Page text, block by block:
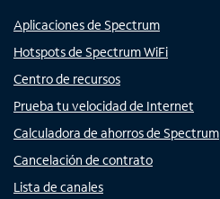
Aplicaciones de Spectrum
Hotspots de Spectrum WiFi
Centro de recursos
Prueba tu velocidad de Internet
Calculadora de ahorros de Spectrum
Cancelación de contrato
Lista de canales